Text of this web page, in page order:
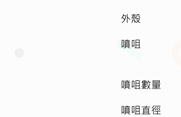
外殼
噴咀
噴咀數量
噴咀直徑